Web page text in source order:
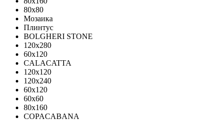
80x80
Мозаика
Плинтус
BOLGHERI STONE
120x280
60x120
CALACATTA
120x120
120x240
60x120
60x60
80x160
COPACABANA